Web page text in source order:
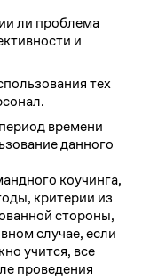
ли проблема
и
тех
времени
данного
коучинга,
критерии из
стороны,
случае, если
учится, все
проведения